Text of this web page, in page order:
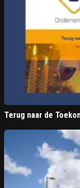
Terug naar de